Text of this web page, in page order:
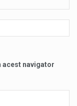
acest navigator